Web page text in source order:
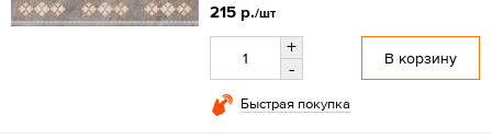
215 р./шт
+
-
В корзину
Быстрая покупка